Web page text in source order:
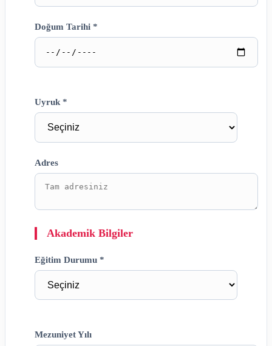
Doğum Tarihi *
Uyruk *
Adres
Akademik Bilgiler
Eğitim Durumu *
Mezuniyet Yılı